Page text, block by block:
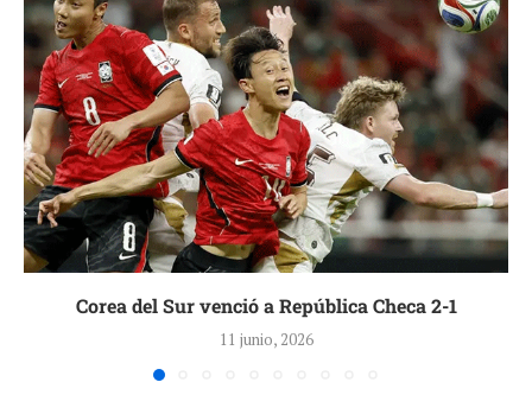
Corea del Sur venció a República Checa 2-1
11 junio, 2026